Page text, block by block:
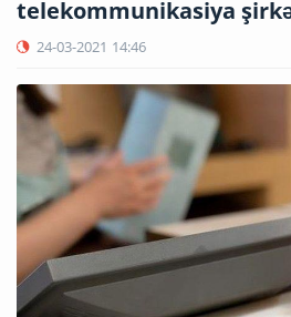
telekommunikasiya
24-03-2021 14:46